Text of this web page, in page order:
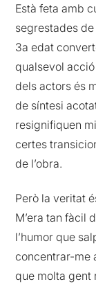
Està feta amb
segrestades de
3a edat
qualsevol
dels actors és
de síntesi
resignifiquen
certes
de l’obra.
Però la veritat
M’era tan fàcil
l’humor que
concentrar-me
que molta gent